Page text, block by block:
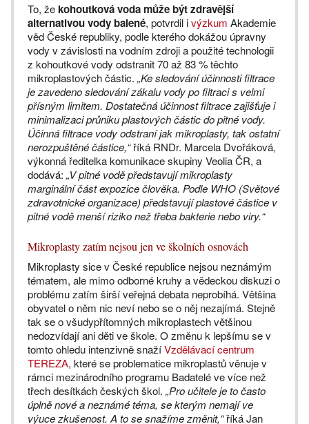
To, žekohoutková voda může být zdravější
alternativou vody balené, potvrdil ivýzkum Akademie
věd České republiky, podle kterého dokážou úpravny
vody v závislosti na vodním zdroji a použité technologii
z kohoutkové vody odstranit 70 až 83 % těchto
mikroplastových částic. „Ke sledování účinnosti filtrace
je zavedeno sledování zákalu vody po filtraci s velmi
přísným limitem. Dostatečná účinnost filtrace zajišťuje i
minimalizaci průniku plastových částic do pitné vody.
Účinná filtrace vody odstraní jak mikroplasty, tak ostatní
nerozpuštěné částice,“říká RNDr. Marcela Dvořáková,
výkonná ředitelka komunikace skupiny Veolia ČR, a
dodává: „V pitné vodě představují mikroplasty
marginální část expozice člověka. Podle WHO (Světové
zdravotnické organizace) představují plastové částice v
pitné vodě menší riziko než třeba bakterie nebo viry.“
Mikroplasty zatím nejsou jen ve školních osnovách
Mikroplasty sice v České republice nejsou neznámým
tématem, ale mimo odborné kruhy a vědeckou diskuzi o
problému zatím širší veřejná debata neprobíhá. Většina
obyvatel o něm nic neví nebo se o něj nezajímá. Stejně
tak se o všudypřítomných mikroplastech většinou
nedozvídají ani děti ve škole. O změnu k lepšímu se v
tomto ohledu intenzivně snažíVzdělávací centrum
TEREZA, které se problematice mikroplastů věnuje v
rámci mezinárodního programu Badatelé ve více než
třech desítkách českých škol. „Pro učitele je to často
úplně nové a neznámé téma, se kterým nemají ve
výuce zkušenost. A to se snažíme změnit,“říká Jan